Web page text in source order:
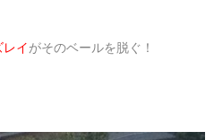
イがそのベールを脱ぐ！